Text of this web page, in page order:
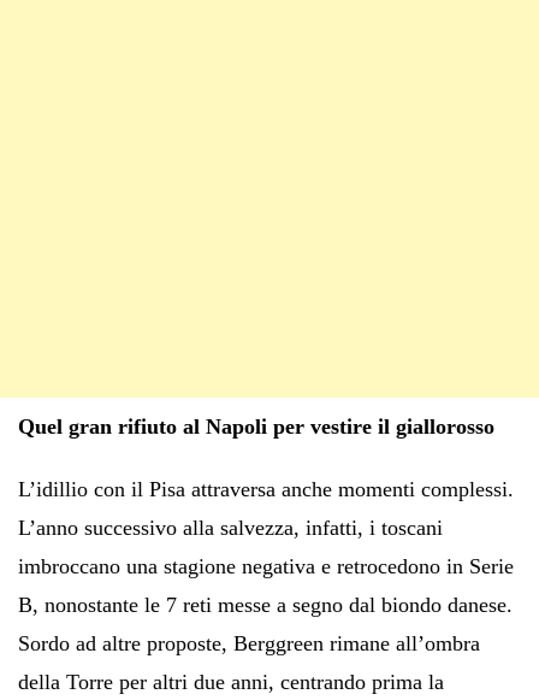
Quel gran rifiuto al Napoli per vestire il giallorosso
L’idillio con il Pisa attraversa anche momenti complessi.
L’anno successivo alla salvezza, infatti, i toscani
imbroccano una stagione negativa e retrocedono in Serie
B, nonostante le 7 reti messe a segno dal biondo danese.
Sordo ad altre proposte, Berggreen rimane all’ombra
della Torre per altri due anni, centrando prima la